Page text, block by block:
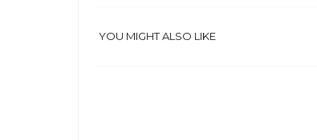
YOU MIGHT ALSO LIKE